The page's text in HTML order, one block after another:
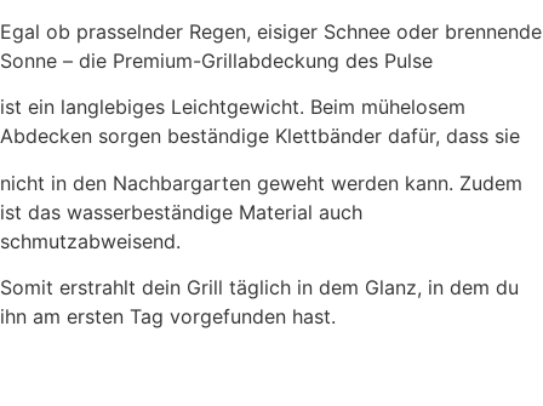
Egal ob prasselnder Regen, eisiger Schnee oder brennende
Sonne – die Premium-Grillabdeckung des Pulse
ist ein langlebiges Leichtgewicht. Beim mühelosem
Abdecken sorgen beständige Klettbänder dafür, dass sie
nicht in den Nachbargarten geweht werden kann. Zudem
ist das wasserbeständige Material auch
schmutzabweisend.
Somit erstrahlt dein Grill täglich in dem Glanz, in dem du
ihn am ersten Tag vorgefunden hast.